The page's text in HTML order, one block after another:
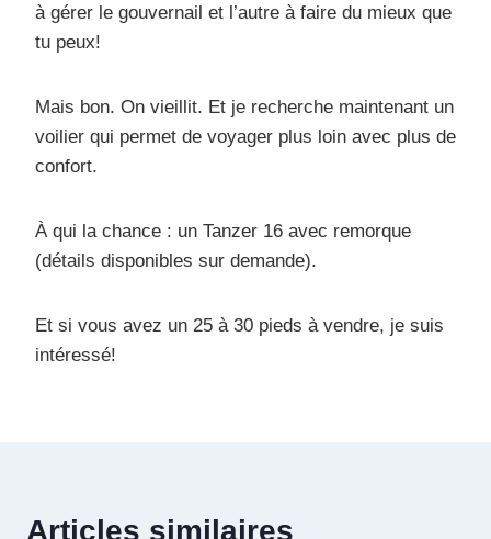
à gérer le gouvernail et l’autre à faire du mieux que
tu peux!
Mais bon. On vieillit. Et je recherche maintenant un
voilier qui permet de voyager plus loin avec plus de
confort.
À qui la chance : un Tanzer 16 avec remorque
(détails disponibles sur demande).
Et si vous avez un 25 à 30 pieds à vendre, je suis
intéressé!
Articles similaires